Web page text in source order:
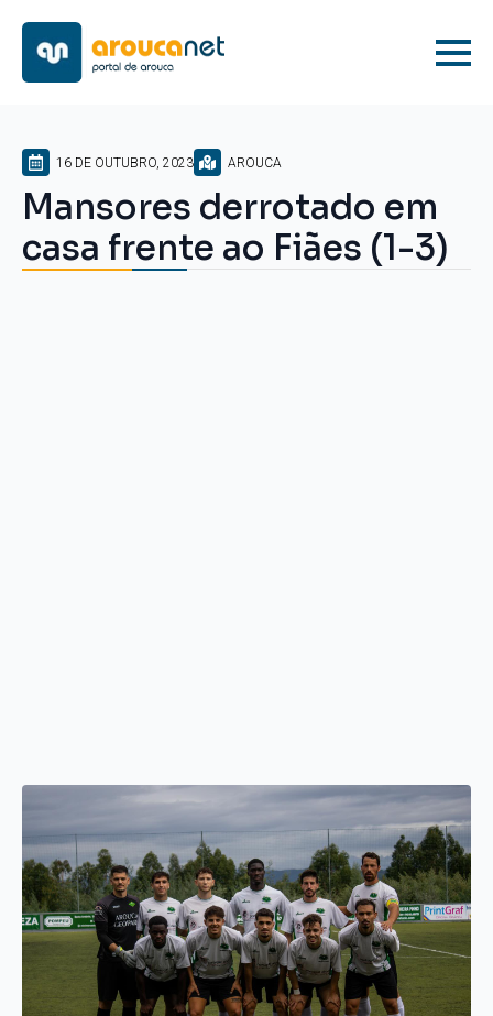
16 DE OUTUBRO, 2023 AROUCA
Mansores derrotado em
casa frente ao Fiães (1-3)